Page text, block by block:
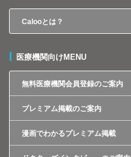
Calooとは？
医療機関向けMENU
無料医療機関会員登録のご案内
プレミアム掲載のご案内
漫画でわかるプレミアム掲載